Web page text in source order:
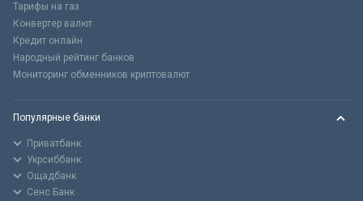
Тарифы на газ
Конвертер валют
Кредит онлайн
Народный рейтинг банков
Мониторинг обменников криптовалют
Популярные банки
Приватбанк
Укрсиббанк
Ощадбанк
Сенс Банк